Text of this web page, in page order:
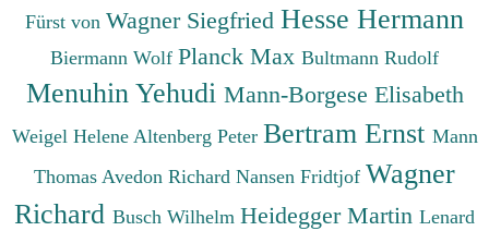
Fürst von Wagner Siegfried Hesse Hermann
Biermann Wolf Planck Max Bultmann Rudolf
Menuhin Yehudi Mann-Borgese Elisabeth
Weigel Helene Altenberg Peter Bertram Ernst Mann
Thomas Avedon Richard Nansen Fridtjof Wagner
Richard Busch Wilhelm Heidegger Martin Lenard